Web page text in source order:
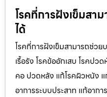
โรคที่การฝังเข็มสา
ได้
โรคที่การฝังเข็มสามารถช่วย
เรื้อรัง โรคข้ออักเสบ โรคปว
คอ ปวดหลัง แก้โรคผิวหนัง
อาการระบบประสาท แก้อาก